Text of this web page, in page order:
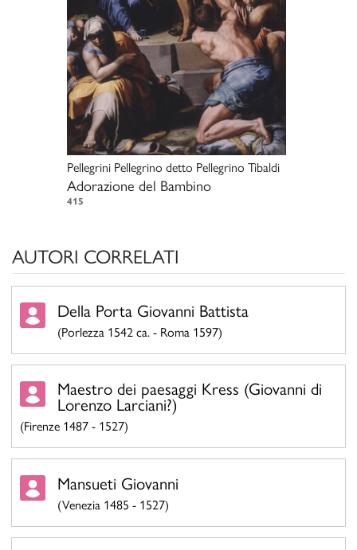
Pellegrini Pellegrino detto Pellegrino Tibaldi
Adorazione del Bambino
415
AUTORI CORRELATI
Della Porta Giovanni Battista
(Porlezza 1542 ca. - Roma 1597)
Maestro dei paesaggi Kress (Giovanni di
Lorenzo Larciani?)
(Firenze 1487 - 1527)
Mansueti Giovanni
(Venezia 1485 - 1527)